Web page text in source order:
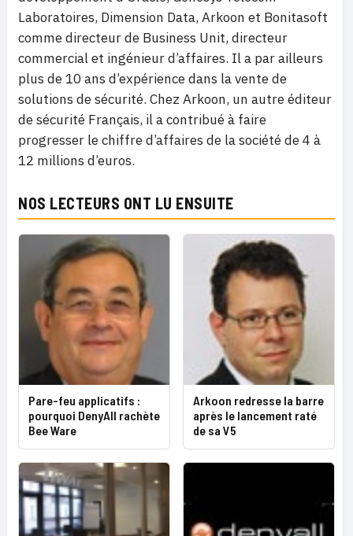
Laboratoires, Dimension Data, Arkoon et Bonitasoft
comme directeur de Business Unit, directeur
commercial et ingénieur d’affaires. Il a par ailleurs
plus de 10 ans d’expérience dans la vente de
solutions de sécurité. Chez Arkoon, un autre éditeur
de sécurité Français, il a contribué à faire
progresser le chiffre d’affaires de la société de 4 à
12 millions d’euros.
NOS LECTEURS ONT LU ENSUITE
Pare-feu applicatifs :
pourquoi DenyAll rachète
Bee Ware
Arkoon redresse la barre
après le lancement raté
de sa V5